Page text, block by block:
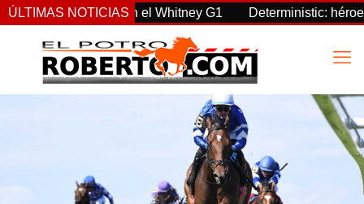
ÚLTIMAS NOTICIAS
supremo en el Whitney G1 Deterministic: héroe del